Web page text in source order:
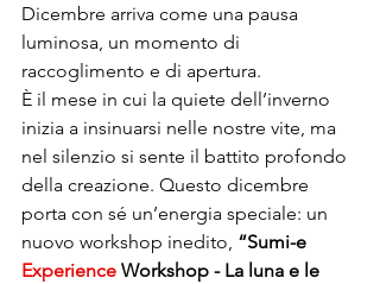
Dicembre arriva come una pausa
luminosa, un momento di
raccoglimento e di apertura.
È il mese in cui la quiete dell’inverno
inizia a insinuarsi nelle nostre vite, ma
nel silenzio si sente il battito profondo
della creazione. Questo dicembre
porta con sé un’energia speciale: un
nuovo workshop inedito, “Sumi-e
Experience Workshop - La luna e le